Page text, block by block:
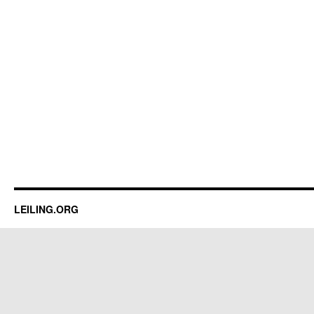
LEILING.ORG